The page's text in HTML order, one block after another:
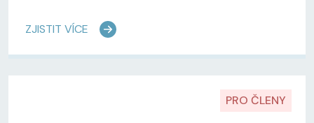
ZJISTIT VÍCE
PRO ČLENY